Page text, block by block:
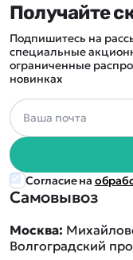
Самовывоз
Москва:
Волгоградский
Получайте
Подпишитесь на
специальные
ограниченные
новинках
Согласие на